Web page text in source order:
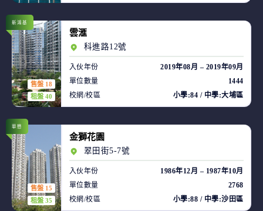
售盤 18
租盤 40
新鴻基
雲滙
科進路12號
入伙年份
2019年08月 – 2019年09月
單位數量
1444
校網/校區
小學:84 / 中學:大埔區
售盤 15
租盤 35
華懋
金獅花園
翠田街5-7號
入伙年份
1986年12月 – 1987年10月
單位數量
2768
校網/校區
小學:88 / 中學:沙田區